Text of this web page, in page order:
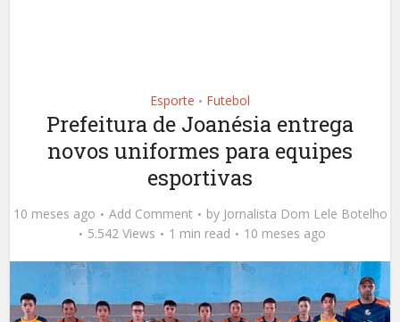
Esporte • Futebol
Prefeitura de Joanésia entrega
novos uniformes para equipes
esportivas
10 meses ago Add Comment by Jornalista Dom Lele Botelho
5.542 Views
1 min read 10 meses ago